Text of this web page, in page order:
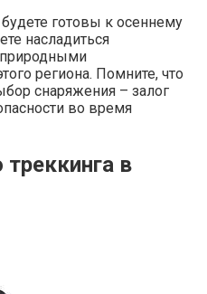
готовы к осеннему
насладиться
региона. Помните, что
снаряжения – залог
во время
треккинга в